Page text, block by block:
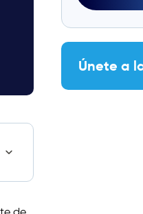
de
Únete a